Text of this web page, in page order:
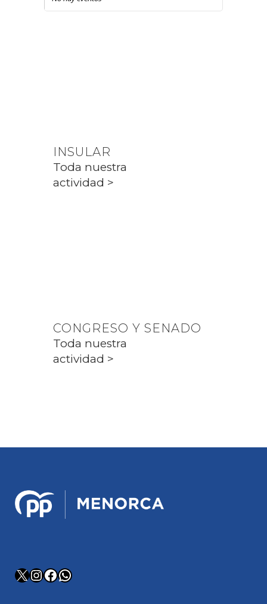
INSULAR
Toda nuestra
actividad >
CONGRESO Y SENADO
Toda nuestra
actividad >
X Instagram
Facebook
WhatsApp